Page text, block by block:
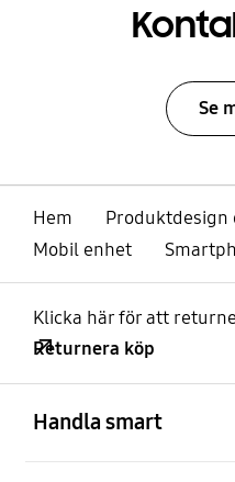
Se
Hem
Produktdesign
Mobil enhet
Klicka här för att
Returnera köp
Handla smart